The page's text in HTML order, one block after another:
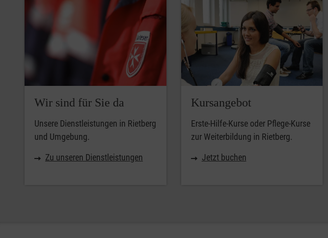
Wir sind für Sie da
Unsere Dienstleistungen in Rietberg
und Umgebung.
Zu unseren Dienstleistungen
Kursangebot
Erste-Hilfe-Kurse oder Pflege-Kurse
zur Weiterbildung in Rietberg.
Jetzt buchen